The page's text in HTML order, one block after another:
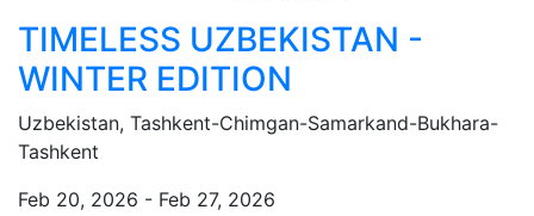
TIMELESS UZBEKISTAN -
WINTER EDITION
Uzbekistan, Tashkent-Chimgan-Samarkand-Bukhara-
Tashkent
Feb 20, 2026 - Feb 27, 2026